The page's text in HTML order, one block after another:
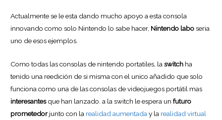
Actualmente se le esta dando mucho apoyo a esta consola
innovando como solo Nintendo lo sabe hacer, Nintendo laboseria
uno de esos ejemplos.
Como todas las consolas de nintendo portatiles, laswitch ha
tenido una reedición de si misma con el unico añadido que solo
funciona como una de las consolas de videojuegos portátil mas
interesantesque han lanzado. a la switch le espera un futuro
prometedorjunto con la realidad aumentada y la realidad virtual